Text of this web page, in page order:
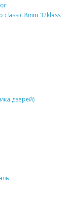
classic 8mm 32klass
дверей)